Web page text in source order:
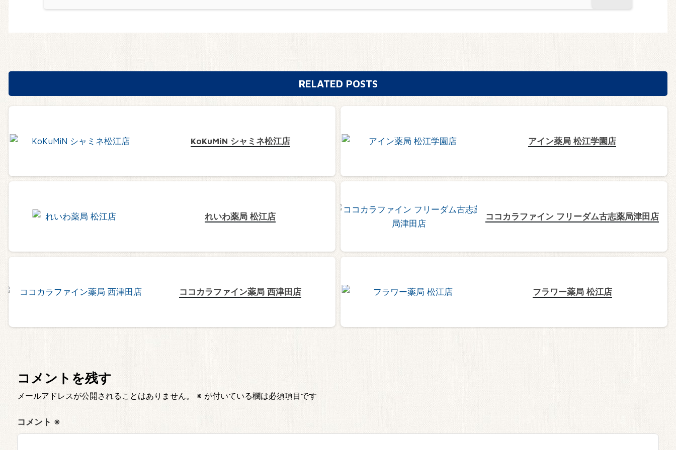
RELATED POSTS
KoKuMiN シャミネ松江店 アイン薬局 松江学園店
れいわ薬局 松江店 ココカラファイン フリーダム古志薬局津田店
ココカラファイン薬局 西津田店 フラワー薬局 松江店
コメントを残す
メールアドレスが公開されることはありません。 ※ が付いている欄は必須項目です
コメント ※